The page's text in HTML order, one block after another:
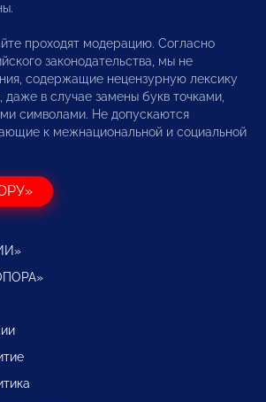
проходят модерацию. Согласно
законодательства, мы не
содержащие нецензурную лексику
в случае замены букв точками,
символами. Не допускаются
к межнациональной и социальной